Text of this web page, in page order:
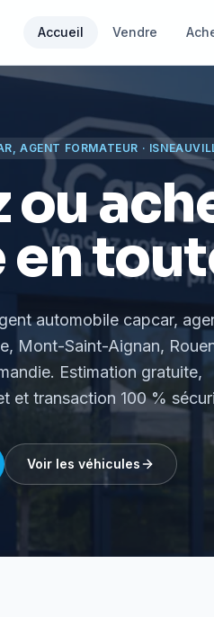
Accueil Vendre
AGENT FORMATEUR ·
ou
automobile capcar,
Mont-Saint-Aignan,
. Estimation gratuite,
et transaction 100 %
Voir les véhicules